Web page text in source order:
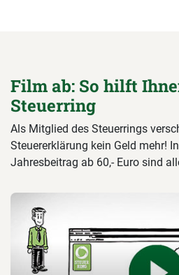
Film ab: So hilft
Steuerring
Als Mitglied des Steuerrings
Steuererklärung kein Geld mehr!
Jahresbeitrag ab 60,- Euro sind